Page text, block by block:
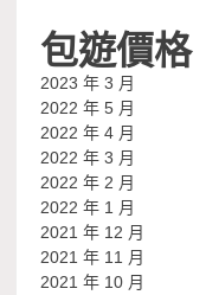
包遊價格
2023 年 3 月
2022 年 5 月
2022 年 4 月
2022 年 3 月
2022 年 2 月
2022 年 1 月
2021 年 12 月
2021 年 11 月
2021 年 10 月